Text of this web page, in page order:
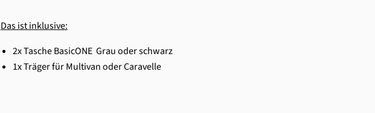
Das ist inklusive:
2x Tasche BasicONE Grau oder schwarz
1x Träger für Multivan oder Caravelle